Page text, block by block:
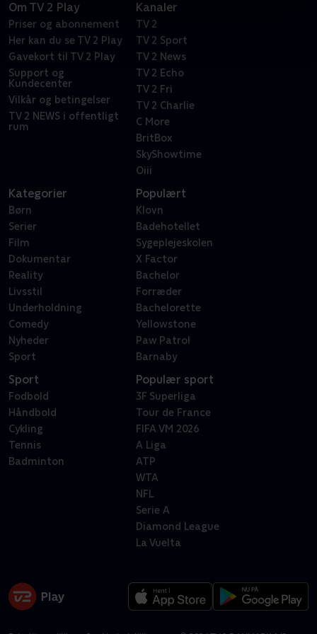
Om TV 2 Play
Priser og abonnement
Her kan du se TV 2 Play
Gavekort til TV 2 Play
Support og
Kundecenter
Vilkår og betingelser
TV 2 NEWS i offentligt
rum
Kanaler
TV 2
TV 2 Sport
TV 2 News
TV 2 Echo
TV 2 Fri
TV 2 Charlie
C More
BritBox
SkyShowtime
Oiii
Kategorier
Børn
Serier
Film
Dokumentar
Reality
Livsstil
Underholdning
Comedy
Nyheder
Sport
Populært
Klovn
Badehotellet
Sygeplejeskolen
X Factor
Bachelor
Forræder
Bachelorette
Yellowstone
Paw Patrol
Barnaby
Sport
Fodbold
Håndbold
Cykling
Tennis
Badminton
Populær sport
3F Superliga
Tour de France
FIFA VM 2026
A Liga
ATP
WTA
NFL
Serie A
Diamond League
La Vuelta